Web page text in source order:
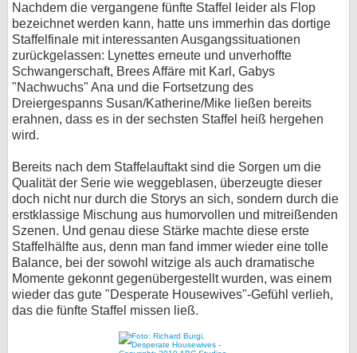
Nachdem die vergangene fünfte Staffel leider als Flop
bezeichnet werden kann, hatte uns immerhin das dortige
Staffelfinale mit interessanten Ausgangssituationen
zurückgelassen: Lynettes erneute und unverhoffte
Schwangerschaft, Brees Affäre mit Karl, Gabys
"Nachwuchs" Ana und die Fortsetzung des
Dreiergespanns Susan/Katherine/Mike ließen bereits
erahnen, dass es in der sechsten Staffel heiß hergehen
wird.
Bereits nach dem Staffelauftakt sind die Sorgen um die
Qualität der Serie wie weggeblasen, überzeugte dieser
doch nicht nur durch die Storys an sich, sondern durch die
erstklassige Mischung aus humorvollen und mitreißenden
Szenen. Und genau diese Stärke machte diese erste
Staffelhälfte aus, denn man fand immer wieder eine tolle
Balance, bei der sowohl witzige als auch dramatische
Momente gekonnt gegenübergestellt wurden, was einem
wieder das gute "Desperate Housewives"-Gefühl verlieh,
das die fünfte Staffel missen ließ.